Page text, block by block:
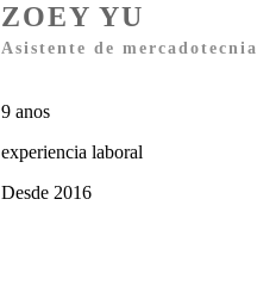
ZOEY YU
Asistente de mercadotecnia
9 anos
experiencia laboral
Desde 2016